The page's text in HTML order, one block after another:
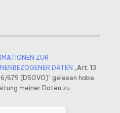
ZUR
DATEN
„Art. 13
679 (DSGVO)“ gelesen habe,
meiner Daten zu.